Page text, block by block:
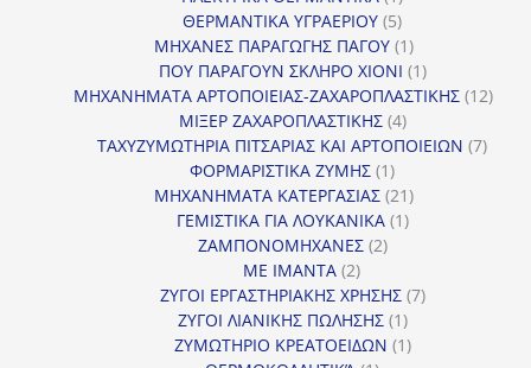
προϊόν
ΘΕΡΜΑΝΤΙΚΑ ΥΓΡΑΕΡΙΟΥ 55
προϊόντα
ΜΗΧΑΝΕΣ ΠΑΡΑΓΩΓΗΣ ΠΑΓΟΥ 11
προϊόν
ΠΟΥ ΠΑΡΑΓΟΥΝ ΣΚΛΗΡΟ ΧΙΟΝΙ 11
προϊόν
ΜΗΧΑΝΗΜΑΤΑ ΑΡΤΟΠΟΙΕΙΑΣ-ΖΑΧΑΡΟΠΛΑΣΤΙΚΗΣ 1212
ΜΙΞΕΡ ΖΑΧΑΡΟΠΛΑΣΤΙΚΗΣ 44
προϊόντα
ΤΑΧΥΖΥΜΩΤΗΡΙΑ ΠΙΤΣΑΡΙΑΣ ΚΑΙ ΑΡΤΟΠΟΙΕΙΩΝ 77
ΦΟΡΜΑΡΙΣΤΙΚΑ ΖΥΜΗΣ 11
προϊόν
ΜΗΧΑΝΗΜΑΤΑ ΚΑΤΕΡΓΑΣΙΑΣ 2121
προϊόντα
ΓΕΜΙΣΤΙΚΑ ΓΙΑ ΛΟΥΚΑΝΙΚΑ 11
ΖΑΜΠΟΝΟΜΗΧΑΝΕΣ 22
ΜΕ ΙΜΑΝΤΑ 22
προϊόντα
ΖΥΓΟΙ ΕΡΓΑΣΤΗΡΙΑΚΗΣ ΧΡΗΣΗΣ 77
ΖΥΓΟΙ ΛΙΑΝΙΚΗΣ ΠΩΛΗΣΗΣ 11
προϊόν
ΖΥΜΩΤΗΡΙΟ ΚΡΕΑΤΟΕΙΔΩΝ 11